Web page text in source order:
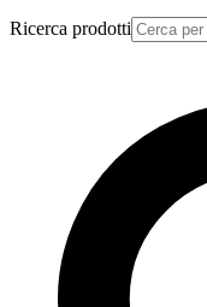
Ricerca prodotti